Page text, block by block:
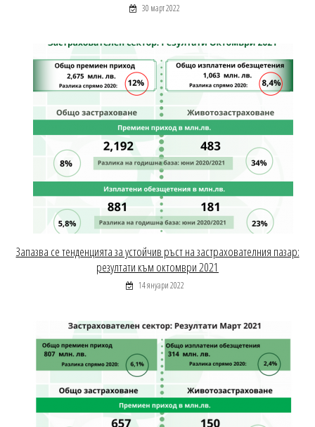
30 март 2022
Запазва се тенденцията за устойчив ръст на застрахователния пазар:
резултати към октомври 2021
14 януари 2022